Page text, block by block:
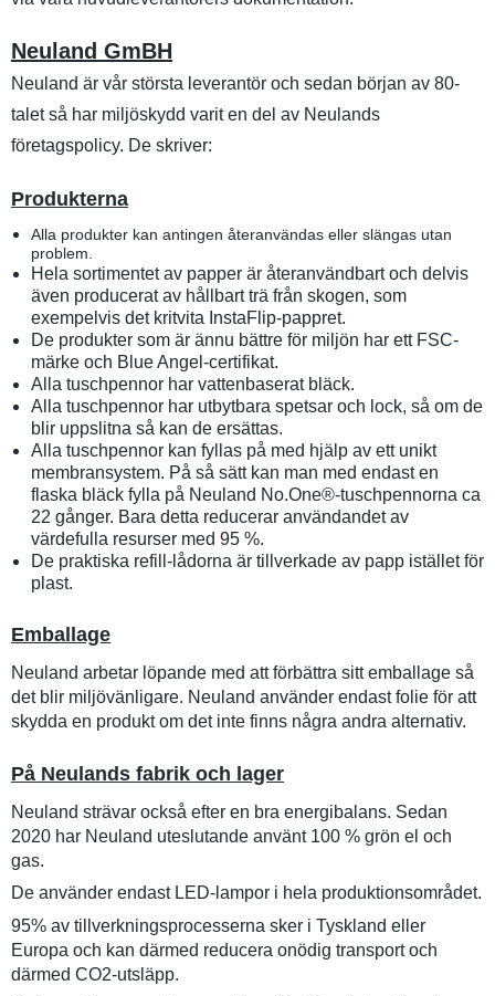
Neuland GmBH
Neuland är vår största leverantör och sedan början av 80-
talet så har miljöskydd varit en del av Neulands
företagspolicy. De skriver:
Produkterna
Alla produkter kan antingen återanvändas eller slängas utan
problem.
Hela sortimentet av papper är återanvändbart och delvis
även producerat av hållbart trä från skogen, som
exempelvis det kritvita InstaFlip-pappret.
De produkter som är ännu bättre för miljön har ett FSC-
märke och Blue Angel-certifikat.
Alla tuschpennor har vattenbaserat bläck.
Alla tuschpennor har utbytbara spetsar och lock, så om de
blir uppslitna så kan de ersättas.
Alla tuschpennor kan fyllas på med hjälp av ett unikt
membransystem. På så sätt kan man med endast en
flaska bläck fylla på Neuland No.One®-tuschpennorna ca
22 gånger. Bara detta reducerar användandet av
värdefulla resurser med 95 %.
De praktiska refill-lådorna är tillverkade av papp istället för
plast.
Emballage
Neuland arbetar löpande med att förbättra sitt emballage så
det blir miljövänligare. Neuland använder endast folie för att
skydda en produkt om det inte finns några andra alternativ.
På Neulands fabrik och lager
Neuland strävar också efter en bra energibalans. Sedan
2020 har Neuland uteslutande använt 100 % grön el och
gas.
De använder endast LED-lampor i hela produktionsområdet.
95% av tillverkningsprocesserna sker i Tyskland eller
Europa och kan därmed reducera onödig transport och
därmed CO2-utsläpp.